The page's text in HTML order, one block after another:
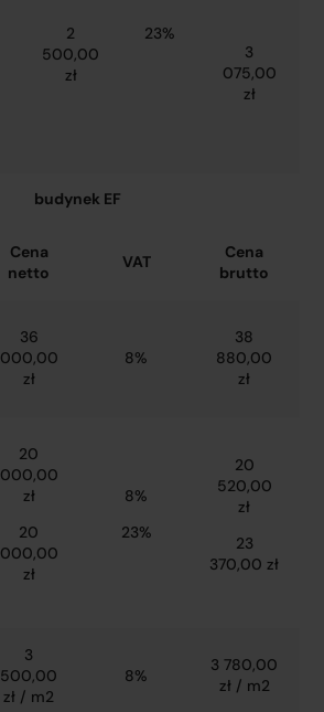
2
500,00
zł
23%
3
075,00
zł
budynek EF
Cena
netto
VAT
Cena
brutto
36
000,00
zł
8%
38
880,00
zł
20
000,00
zł
20
000,00
zł
8%
23%
20
520,00
zł
23
370,00 zł
3
500,00
zł / m2
8%
3 780,00
zł / m2